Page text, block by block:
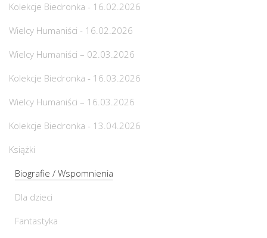
Kolekcje Biedronka - 16.02.2026
Wielcy Humaniści - 16.02.2026
Wielcy Humaniści – 02.03.2026
Kolekcje Biedronka - 16.03.2026
Wielcy Humaniści – 16.03.2026
Kolekcje Biedronka - 13.04.2026
Książki
Biografie / Wspomnienia
Dla dzieci
Fantastyka